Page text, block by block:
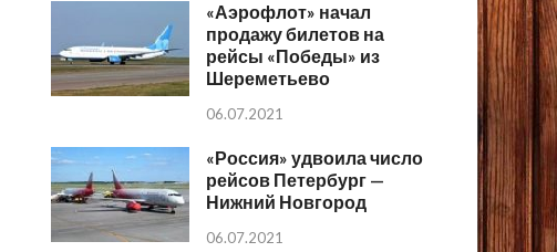
«Аэрофлот» начал
продажу билетов на
рейсы «Победы» из
Шереметьево
06.07.2021
«Россия» удвоила число
рейсов Петербург —
Нижний Новгород
06.07.2021